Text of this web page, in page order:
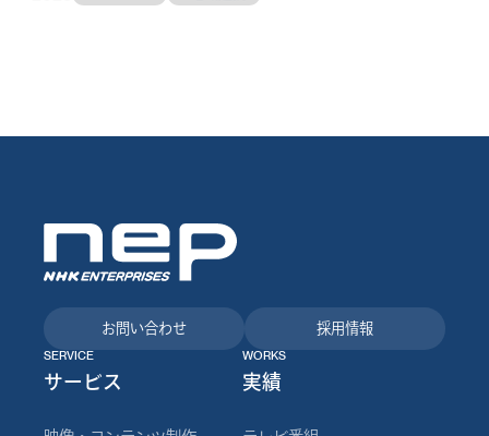
お問い合わせ 採用情報
SERVICE
サービス
WORKS
実績